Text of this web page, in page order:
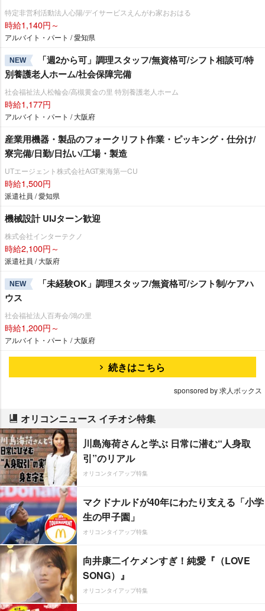
特定非営利活動法人心陽/デイサービスえんがわ家おおはる
時給1,140円～
アルバイト・パート / 愛知県
NEW
「週2から可」調理スタッフ/無資格可/シフト相談可/特
別養護老人ホーム/社会保障完備
社会福祉法人松輪会/高槻黄金の里 特別養護老人ホーム
時給1,177円
アルバイト・パート / 大阪府
産業用機器・製品のフォークリフト作業・ピッキング・仕分け/
寮完備/日勤/日払い/工場・製造
UTエージェント株式会社AGT東海第一CU
時給1,500円
派遣社員 / 愛知県
機械設計 UIJターン歓迎
株式会社インターテクノ
時給2,100円～
派遣社員 / 大阪府
NEW
「未経験OK」調理スタッフ/無資格可/シフト制/ケアハ
ウス
社会福祉法人百寿会/鴻の里
時給1,200円～
アルバイト・パート / 大阪府
続きはこちら
sponsored by 求人ボックス
オリコンニュース イチオシ特集
川島海荷さんと学ぶ 日常に潜む“人身取
引”のリアル
オリコンタイアップ特集
マクドナルドが40年にわたり支える「小学
生の甲子園」
オリコンタイアップ特集
向井康二イケメンすぎ！純愛『（LOVE
SONG）』
オリコンタイアップ特集